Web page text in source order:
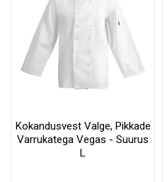
Kokandusvest Valge, Pikkade
Varrukatega Vegas - Suurus
L